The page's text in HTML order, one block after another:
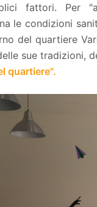
fattori. Per
le condizioni
del quartiere
sue tradizioni,
quartiere".